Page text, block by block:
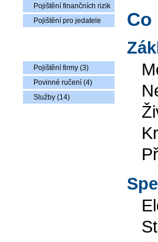
Pojištění finančních rizik
Pojištění pro jedatele
Pojištění firmy (3)
Povinné ručení (4)
Služby (14)
Co